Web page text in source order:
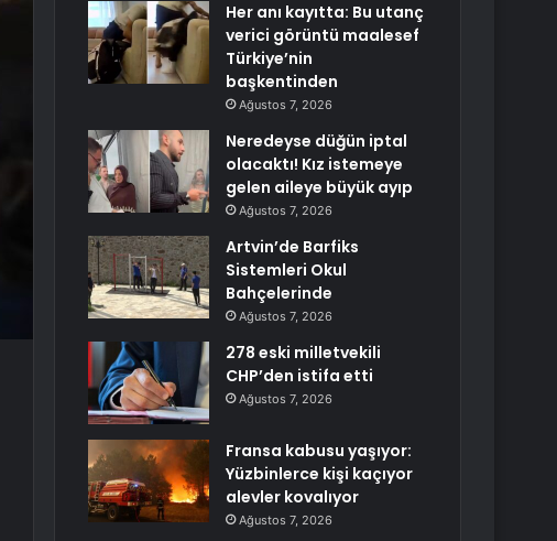
Her anı kayıtta: Bu utanç
verici görüntü maalesef
Türkiye’nin
başkentinden
Ağustos 7, 2026
Neredeyse düğün iptal
olacaktı! Kız istemeye
gelen aileye büyük ayıp
Ağustos 7, 2026
Artvin’de Barfiks
Sistemleri Okul
Bahçelerinde
Ağustos 7, 2026
278 eski milletvekili
CHP’den istifa etti
Ağustos 7, 2026
Fransa kabusu yaşıyor:
Yüzbinlerce kişi kaçıyor
alevler kovalıyor
Ağustos 7, 2026